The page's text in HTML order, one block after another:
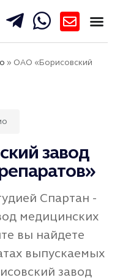
» ОАО «Борисовский
завод
Спартан -
медицинских
вы найдете
выпускаемых
завод